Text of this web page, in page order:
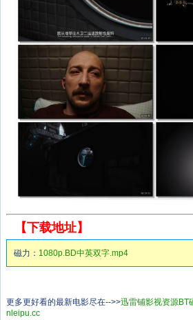
【下载地址】
磁力： 1080p.BD中英双字.mp4
更多更好看的最新电影尽在-->>迅雷铺影视资源BT
nleipu.cc